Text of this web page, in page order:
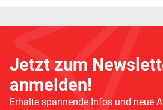
Jetzt zum
anmelden!
Erhalte spannende Infos und neue